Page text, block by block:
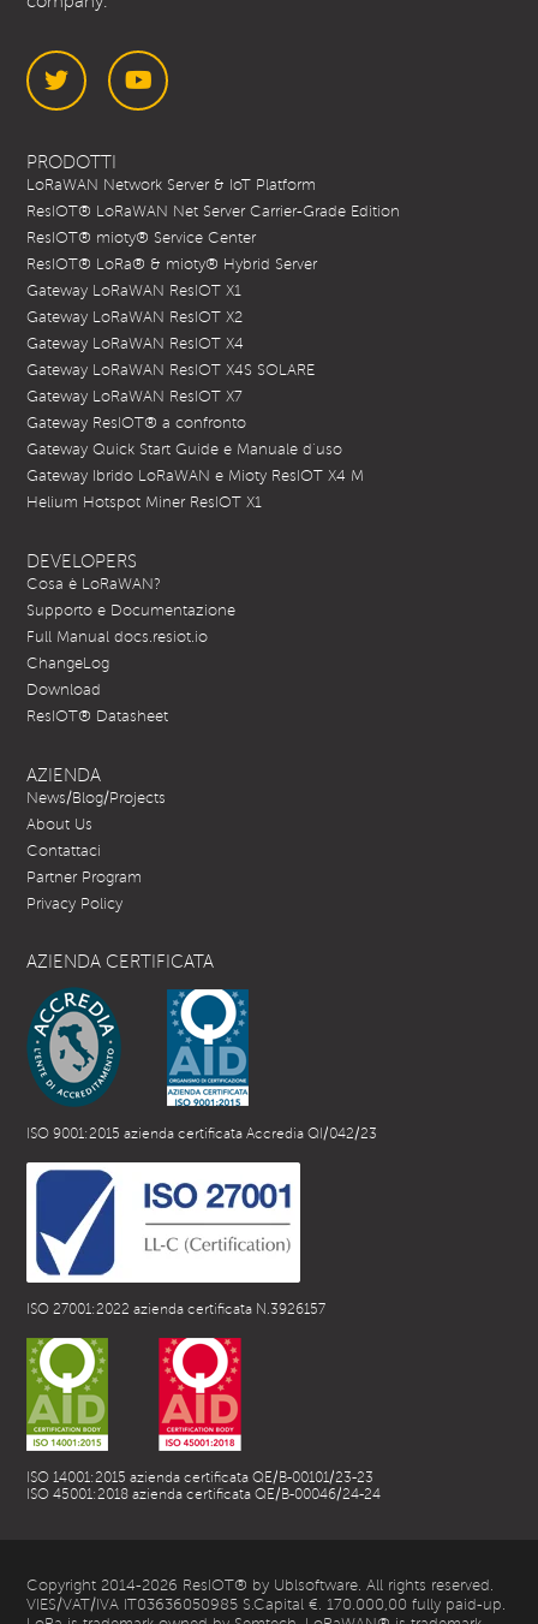
PRODOTTI
LoRaWAN Network Server & IoT Platform
ResIOT® LoRaWAN Net Server Carrier-Grade Edition
ResIOT® mioty® Service Center
ResIOT® LoRa® & mioty® Hybrid Server
Gateway LoRaWAN ResIOT X1
Gateway LoRaWAN ResIOT X2
Gateway LoRaWAN ResIOT X4
Gateway LoRaWAN ResIOT X4S SOLARE
Gateway LoRaWAN ResIOT X7
Gateway ResIOT® a confronto
Gateway Quick Start Guide e Manuale d’uso
Gateway Ibrido LoRaWAN e Mioty ResIOT X4 M
Helium Hotspot Miner ResIOT X1
DEVELOPERS
Cosa è LoRaWAN?
Supporto e Documentazione
Full Manual docs.resiot.io
ChangeLog
Download
ResIOT® Datasheet
AZIENDA
News/Blog/Projects
About Us
Contattaci
Partner Program
Privacy Policy
AZIENDA CERTIFICATA
ISO 9001:2015 azienda certificata Accredia QI/042/23
ISO 27001:2022 azienda certificata N.3926157
ISO 14001:2015 azienda certificata QE/B-00101/23-23
ISO 45001:2018 azienda certificata QE/B-00046/24-24
Copyright 2014-2026 ResIOT® by Ublsoftware. All rights reserved.
VIES/VAT/IVA IT03636050985 S.Capital €. 170.000,00 fully paid-up.